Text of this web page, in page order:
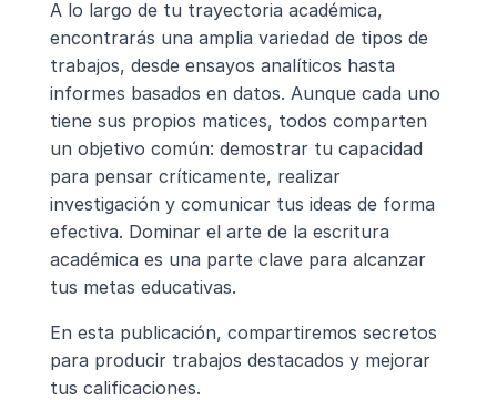
A lo largo de tu trayectoria académica,
encontrarás una amplia variedad de tipos de
trabajos, desde ensayos analíticos hasta
informes basados en datos. Aunque cada uno
tiene sus propios matices, todos comparten
un objetivo común: demostrar tu capacidad
para pensar críticamente, realizar
investigación y comunicar tus ideas de forma
efectiva. Dominar el arte de la escritura
académica es una parte clave para alcanzar
tus metas educativas.
En esta publicación, compartiremos secretos
para producir trabajos destacados y mejorar
tus calificaciones.